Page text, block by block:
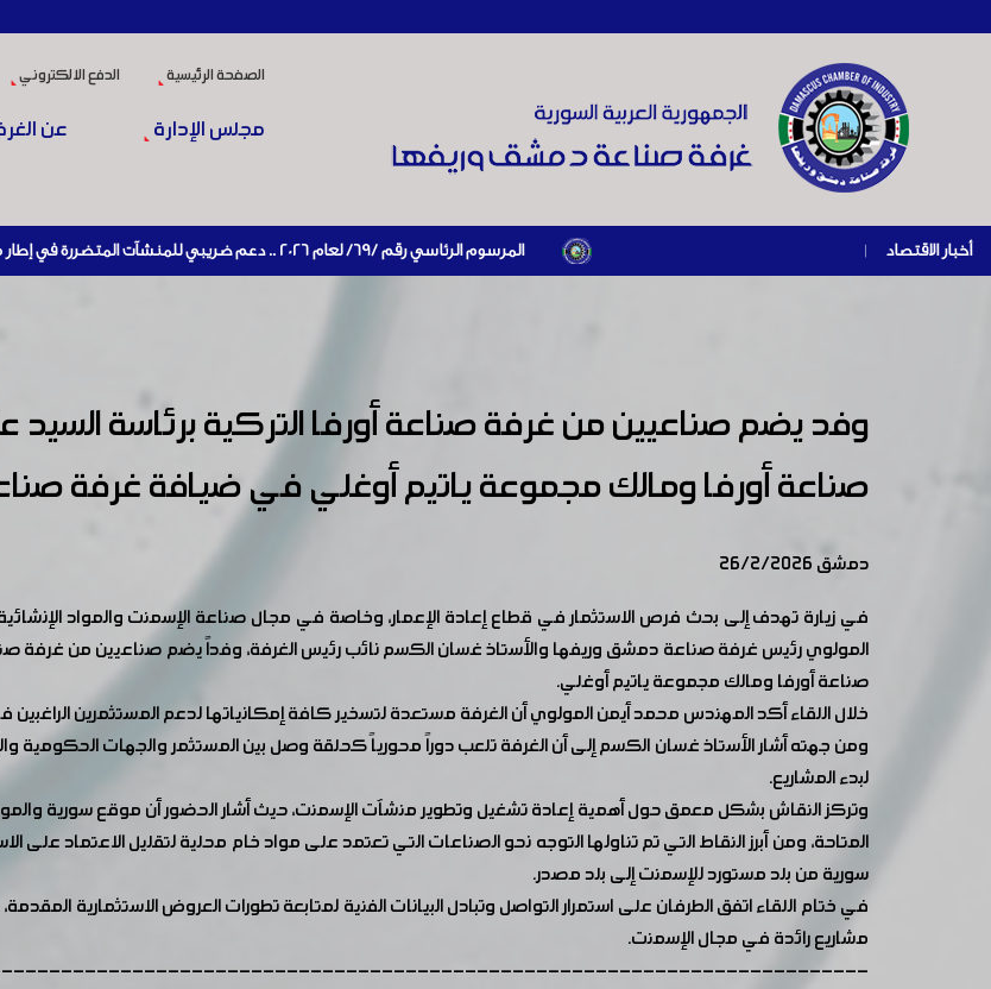
الصفحة الرئيسية الدفع الالكتروني
مجلس الإدارة عن
أخبار الاقتصاد | المرسوم الرئاسي رقم /69/ لعام 2026 .. دعم ضريبي للمنشآت المتضررة في إطار مسار التعافي الاقتصادي وإعادة تنشيط الإنتاج
وفد يضم صناعيين من غرفة صناعة أورفا التركية برئاسة
صناعة أورفا ومالك مجموعة ياتيم أوغلي في ضيافة غرفة
دمشق 26/2/2026
في زيارة تهدف إلى بحث فرص الاستثمار في قطاع إعادة الإعمار، وخاصة في مجال صناعة الإسمنت والمواد الإنشائية،
المولوي رئيس غرفة صناعة دمشق وريفها والأستاذ غسان الكسم نائب رئيس الغرفة، وفداً يضم صناعيين من غرفة
صناعة أورفا ومالك مجموعة ياتيم أوغلي.
خلال اللقاء أكد المهندس محمد أيمن المولوي أن الغرفة مستعدة لتسخير كافة إمكانياتها لدعم المستثمرين
ومن جهته أشار الأستاذ غسان الكسم إلى أن الغرفة تلعب دوراً محورياً كحلقة وصل بين المستثمر والجهات الحكومية
لبدء المشاريع.
وتركز النقاش بشكل معمق حول أهمية إعادة تشغيل وتطوير منشآت الإسمنت، حيث أشار الحضور أن موقع سورية
المتاحة، ومن أبرز النقاط التي تم تناولها التوجه نحو الصناعات التي تعتمد على مواد خام محلية لتقليل الاعتماد
سورية من بلد مستورد للإسمنت إلى بلد مصدر.
في ختام اللقاء اتفق الطرفان على استمرار التواصل وتبادل البيانات الفنية لمتابعة تطورات العروض الاستثمارية
مشاريع رائدة في مجال الإسمنت.